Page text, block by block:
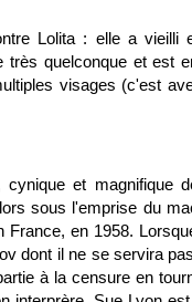
Lolita : elle a vieilli
très quelconque et est
visages (c'est
cynique et magnifique
sous l'emprise du
France, en 1958.
dont il ne se servira
à la censure en